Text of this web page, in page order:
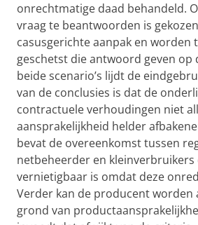
onrechtmatige daad behandeld.
vraag te beantwoorden is
casusgerichte aanpak en worden
geschetst die antwoord geven op
beide scenario’s lijdt de
van de conclusies is dat de
contractuele verhoudingen niet
aansprakelijkheid helder
bevat de overeenkomst tussen
netbeheerder en kleinverbruikers
vernietigbaar is omdat deze
Verder kan de producent worden
grond van